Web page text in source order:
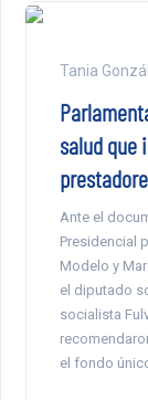
Tania
salud que
Ante el
Presidencial
Modelo y
el diputado
socialista
el fondo